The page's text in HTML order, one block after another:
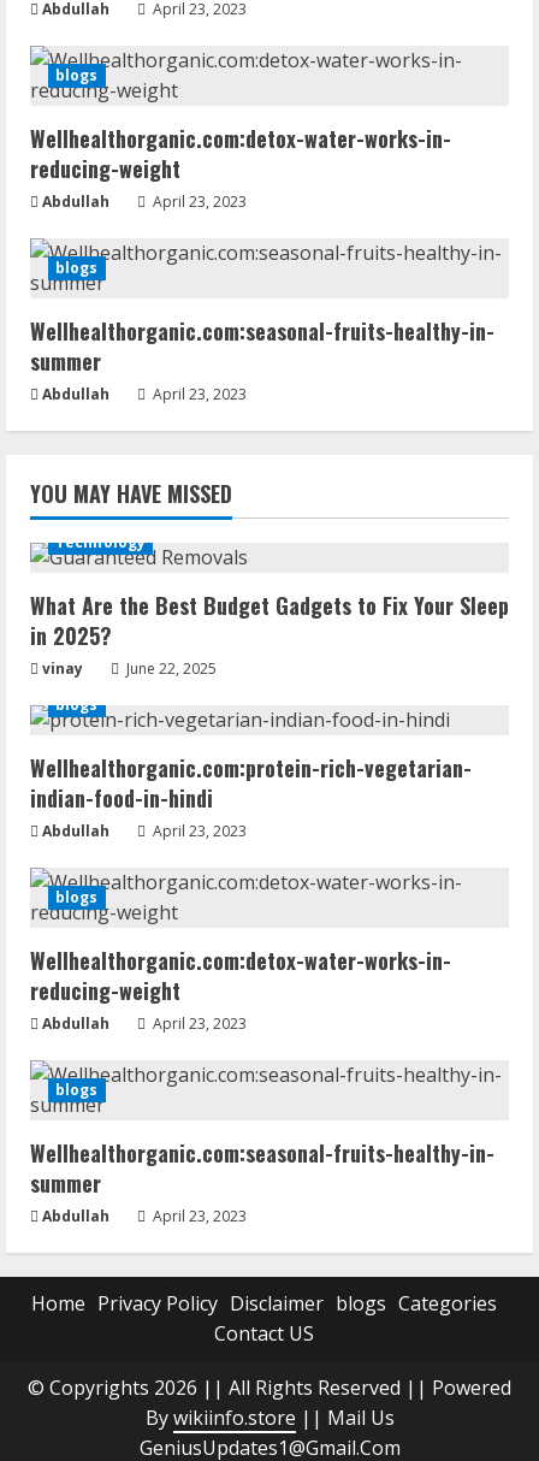
e
a
d
i
n
g
Abdullah April 23, 2023
blogs
Wellhealthorganic.com:detox-water-works-in-
reducing-weight
Abdullah April 23, 2023
blogs
Wellhealthorganic.com:seasonal-fruits-healthy-in-
summer
Abdullah April 23, 2023
YOU MAY HAVE MISSED
Technology
What Are the Best Budget Gadgets to Fix Your Sleep
in 2025?
vinay
June 22, 2025
blogs
Wellhealthorganic.com:protein-rich-vegetarian-
indian-food-in-hindi
Abdullah April 23, 2023
blogs
Wellhealthorganic.com:detox-water-works-in-
reducing-weight
Abdullah April 23, 2023
blogs
Wellhealthorganic.com:seasonal-fruits-healthy-in-
summer
Abdullah April 23, 2023
Home Privacy Policy Disclaimer blogs Categories
Contact US
© Copyrights 2026 || All Rights Reserved || Powered
Bywikiinfo.store || Mail Us
GeniusUpdates1@Gmail.Com